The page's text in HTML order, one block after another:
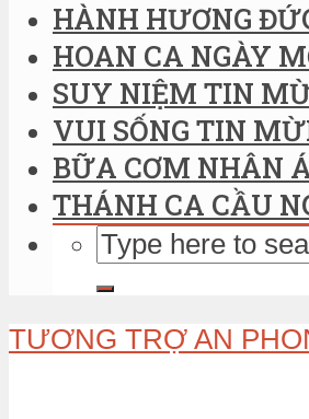
HÀNH HƯƠNG
HOAN CA NGÀY
SUY NIỆM TIN
VUI SỐNG TIN
BỮA CƠM NHÂN
THÁNH CA CẦU
TƯƠNG TRỢ AN